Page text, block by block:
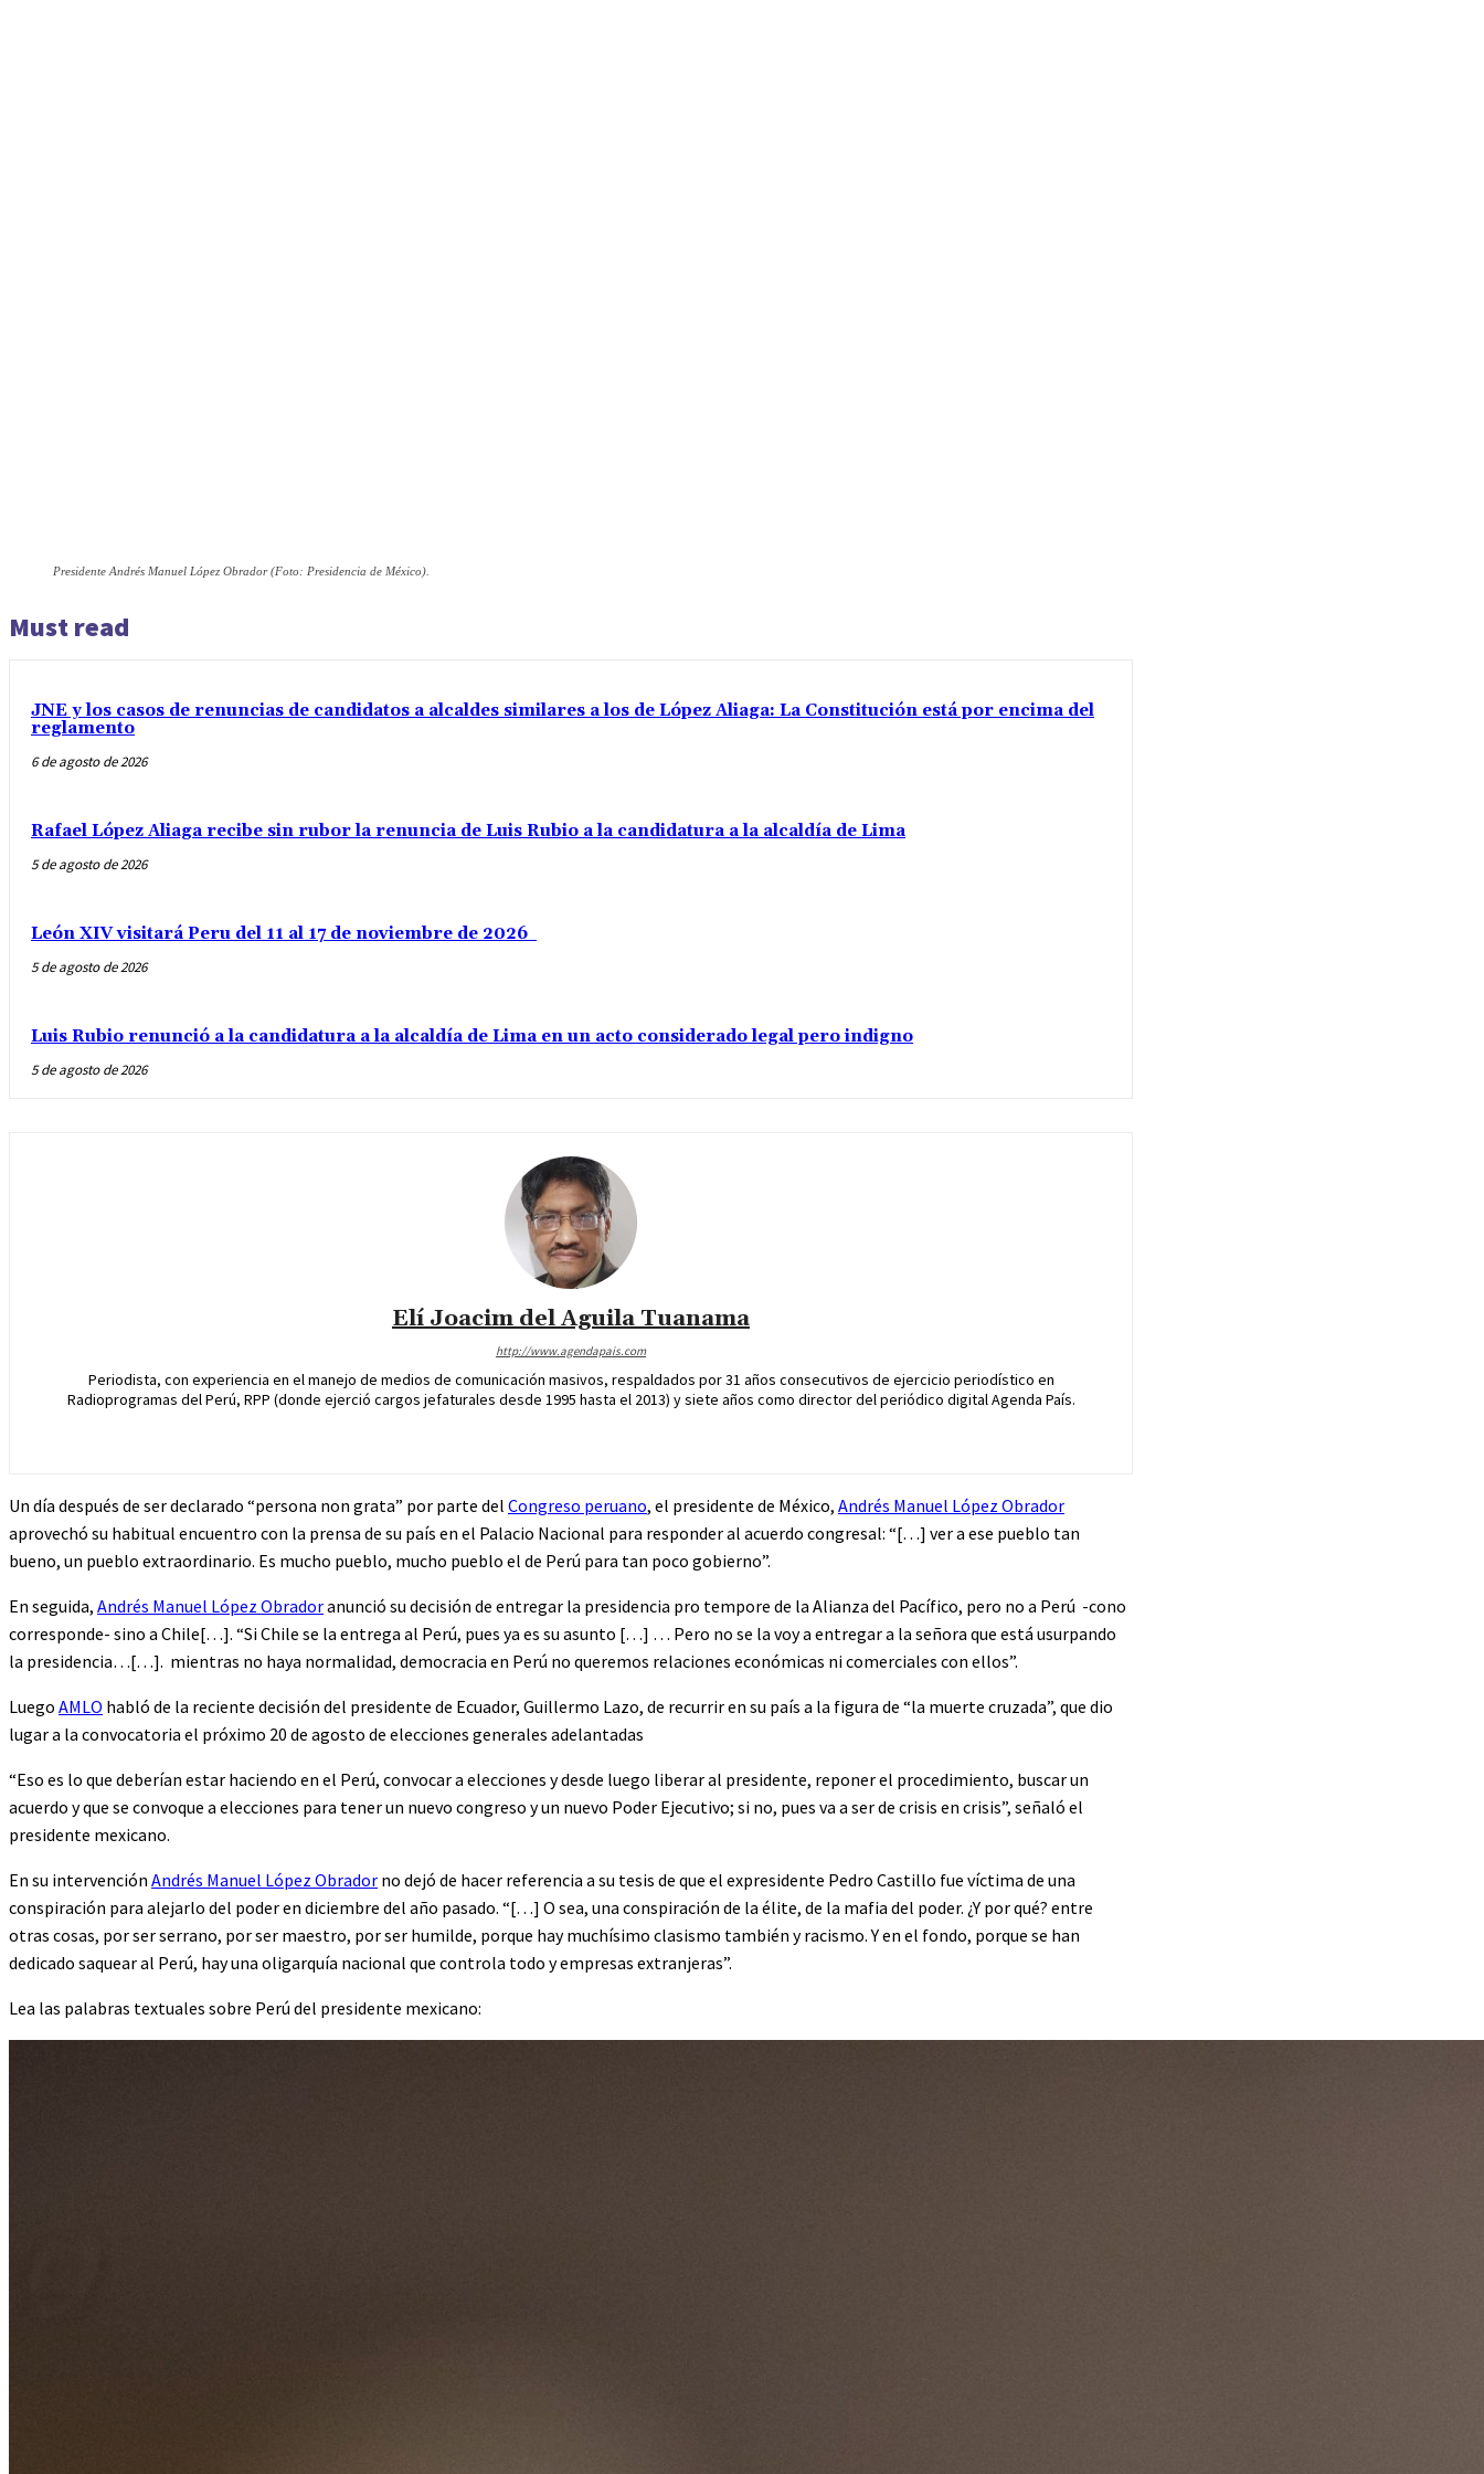
Presidente Andrés Manuel López Obrador (Foto: Presidencia de México).
Must read
JNE y los casos de renuncias de candidatos a alcaldes similares a los de López Aliaga: La Constitución está por encima del
reglamento
6 de agosto de 2026
Rafael López Aliaga recibe sin rubor la renuncia de Luis Rubio a la candidatura a la alcaldía de Lima
5 de agosto de 2026
León XIV visitará Peru del 11 al 17 de noviembre de 2026
5 de agosto de 2026
Luis Rubio renunció a la candidatura a la alcaldía de Lima en un acto considerado legal pero indigno
5 de agosto de 2026
Elí Joacim del Aguila Tuanama
http://www.agendapais.com
Periodista, con experiencia en el manejo de medios de comunicación masivos, respaldados por 31 años consecutivos de ejercicio periodístico en
Radioprogramas del Perú, RPP (donde ejerció cargos jefaturales desde 1995 hasta el 2013) y siete años como director del periódico digital Agenda País.
Un día después de ser declarado “persona non grata” por parte del Congreso peruano, el presidente de México, Andrés Manuel López Obrador
aprovechó su habitual encuentro con la prensa de su país en el Palacio Nacional para responder al acuerdo congresal: “[…] ver a ese pueblo tan
bueno, un pueblo extraordinario. Es mucho pueblo, mucho pueblo el de Perú para tan poco gobierno”.
En seguida, Andrés Manuel López Obradoranunció su decisión de entregar la presidencia pro tempore de la Alianza del Pacífico, pero no a Perú -cono
corresponde- sino a Chile[…]. “Si Chile se la entrega al Perú, pues ya es su asunto […] … Pero no se la voy a entregar a la señora que está usurpando
la presidencia…[…]. mientras no haya normalidad, democracia en Perú no queremos relaciones económicas ni comerciales con ellos”.
Luego AMLO habló de la reciente decisión del presidente de Ecuador, Guillermo Lazo, de recurrir en su país a la figura de “la muerte cruzada”, que dio
lugar a la convocatoria el próximo 20 de agosto de elecciones generales adelantadas
“Eso es lo que deberían estar haciendo en el Perú, convocar a elecciones y desde luego liberar al presidente, reponer el procedimiento, buscar un
acuerdo y que se convoque a elecciones para tener un nuevo congreso y un nuevo Poder Ejecutivo; si no, pues va a ser de crisis en crisis”, señaló el
presidente mexicano.
En su intervención Andrés Manuel López Obrador no dejó de hacer referencia a su tesis de que el expresidente Pedro Castillo fue víctima de una
conspiración para alejarlo del poder en diciembre del año pasado. “[…] O sea, una conspiración de la élite, de la mafia del poder. ¿Y por qué? entre
otras cosas, por ser serrano, por ser maestro, por ser humilde, porque hay muchísimo clasismo también y racismo. Y en el fondo, porque se han
dedicado saquear al Perú, hay una oligarquía nacional que controla todo y empresas extranjeras”.
Lea las palabras textuales sobre Perú del presidente mexicano: